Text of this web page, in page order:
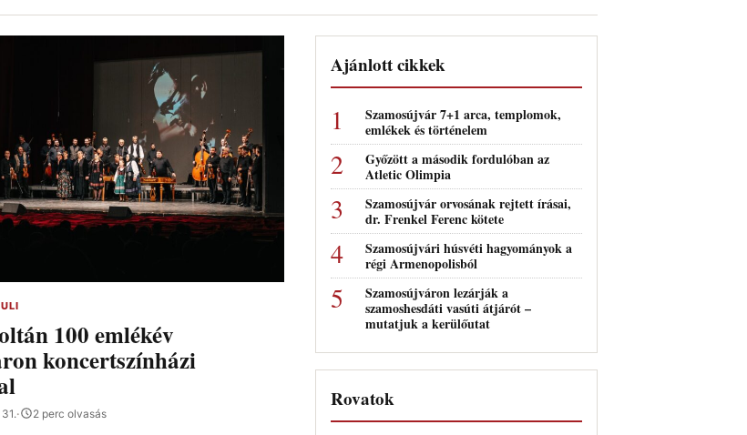
100 emlékév
koncertszínházi
· 2 perc olvasás
Ajánlott cikkek
Szamosújvár 7+1 arca, templomok,
emlékek és történelem
Győzött a második fordulóban az
Atletic Olimpia
Szamosújvár orvosának rejtett írásai,
dr. Frenkel Ferenc kötete
Szamosújvári húsvéti hagyományok a
régi Armenopolisból
Szamosújváron lezárják a
szamoshesdáti vasúti átjárót –
mutatjuk a kerülőutat
Rovatok